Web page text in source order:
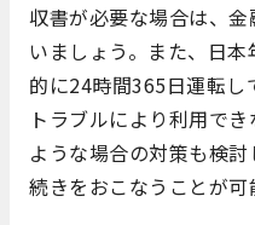
収書が必要な場合は、
いましょう。また、日
的に24時間365日運転し
トラブルにより利用で
ような場合の対策も検
続きをおこなうことが可